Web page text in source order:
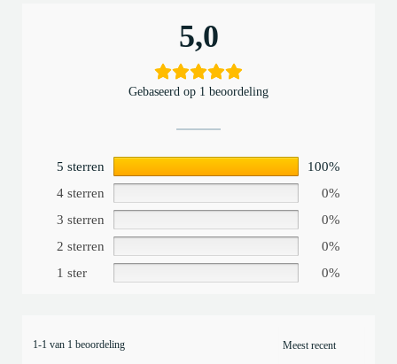
5,0
Gebaseerd op 1 beoordeling
5 sterren
100%
4 sterren
0%
3 sterren
0%
2 sterren
0%
1 ster
0%
1-1 van 1 beoordeling